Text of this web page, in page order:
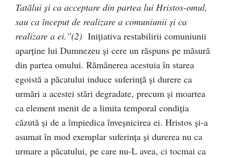
Tatălui şi ca acceptare din partea lui Hristos-omul,
sau ca început de realizare a comuniunii şi ca
realizare a ei.”(2) Iniţiativa restabilirii comuniunii
aparţine lui Dumnezeu şi cere un răspuns pe măsură
din partea omului. Rămânerea acestuia în starea
egoistă a păcatului induce suferinţă şi durere ca
urmări a acestei stări degradate, precum şi moartea
ca element menit de a limita temporal condiţia
căzută şi de a împiedica înveşnicirea ei. Hristos şi-a
asumat în mod exemplar suferinţa şi durerea nu ca
urmare a păcatului, pe care nu-L avea, ci tocmai ca